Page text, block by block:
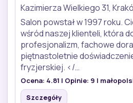
Kazimierza Wielkiego 31,
Salon powstał w 1997 roku.
wśród naszej klienteli, która
profesjonalizm, fachowe
piętnastoletnie
fryzjerskiej. </…
Ocena: 4.81 | Opinie: 9 |
Szczegóły